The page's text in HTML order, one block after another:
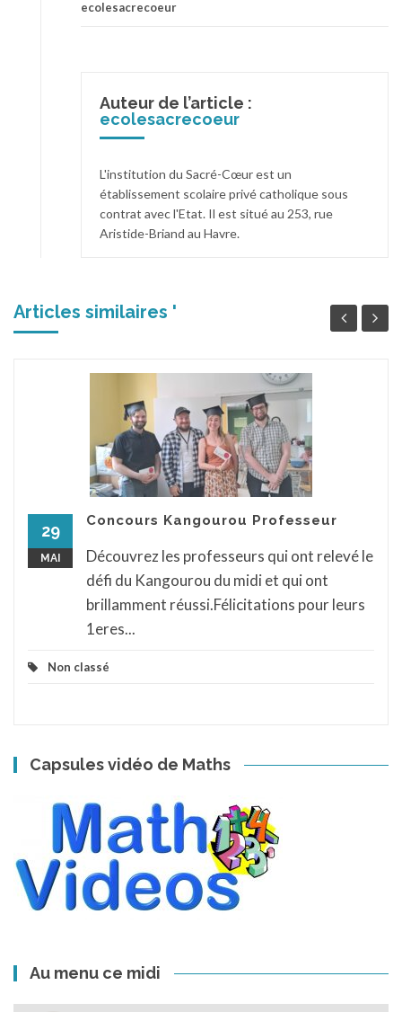
ecolesacrecoeur
Auteur de l’article :
ecolesacrecoeur
L'institution du Sacré-Cœur est un
établissement scolaire privé catholique sous
contrat avec l'Etat. Il est situé au 253, rue
Aristide-Briand au Havre.
Articles similaires '
29
MAI
Concours Kangourou Professeur
Découvrez les professeurs qui ont relevé le
défi du Kangourou du midi et qui ont
brillamment réussi.Félicitations pour leurs
1eres...
Non classé
Capsules vidéo de Maths
Au menu ce midi